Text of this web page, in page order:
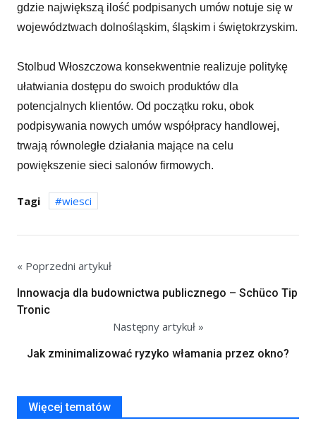
gdzie największą ilość podpisanych umów notuje się w
województwach dolnośląskim, śląskim i świętokrzyskim.
Stolbud Włoszczowa konsekwentnie realizuje politykę
ułatwiania dostępu do swoich produktów dla
potencjalnych klientów. Od początku roku, obok
podpisywania nowych umów współpracy handlowej,
trwają równoległe działania mające na celu
powiększenie sieci salonów firmowych.
Tagi wiesci
« Poprzedni artykuł
Innowacja dla budownictwa publicznego – Schüco Tip
Tronic
Następny artykuł »
Jak zminimalizować ryzyko włamania przez okno?
Więcej tematów